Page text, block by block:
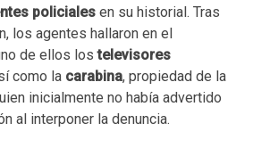
policiales en su historial. Tras
los agentes hallaron en el
de ellos lostelevisores
como la carabina, propiedad de la
inicialmente no había advertido
al interponer la denuncia.